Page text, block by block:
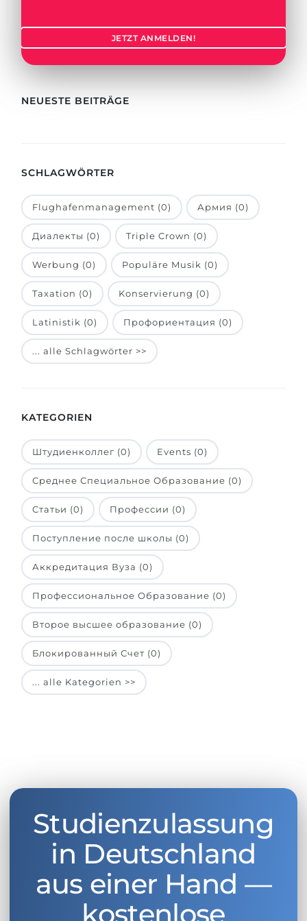
BERUFE
Beispiel-Stellenangebote
Holland-Test
Interessenkarte-Test
RIASEC-Test
Erfolgzu
100%
Unsere Studierenden werden
BERATUNG!
BEWERBEN FÜR FACHRICHTUNG …
Medizin
Physik
BEWERBEN AUS …
Russland
Ukraine
Kasachstan
Aserbaidschan
Armenien
Belarus
Anderes Land
JETZT ANMELDEN!
NEUESTE BEITRÄGE
SCHLAGWÖRTER
Flughafenmanagement (0) Армия (0)
Диалекты (0) Triple Crown (0)
Werbung (0) Populäre Musik (0)
Taxation (0) Konservierung (0)
Latinistik (0) Профориентация (0)
... alle Schlagwörter >>
KATEGORIEN
Штудиенколлег (0) Events (0)
Среднее Специальное Образование (0)
Статьи (0) Профессии (0)
Поступление после школы (0)
Аккредитация Вуза (0)
Профессиональное Образование (0)
Второе высшее образование (0)
Блокированный Счет (0)
... alle Kategorien >>
Studienzulassung
in Deutschland
aus einer Hand —
kostenlose